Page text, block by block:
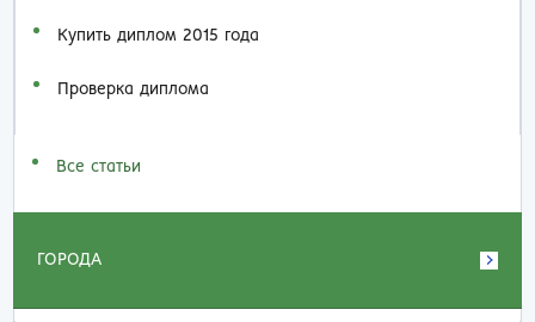
Купить диплом 2015 года
Проверка диплома
Все статьи
ГОРОДА